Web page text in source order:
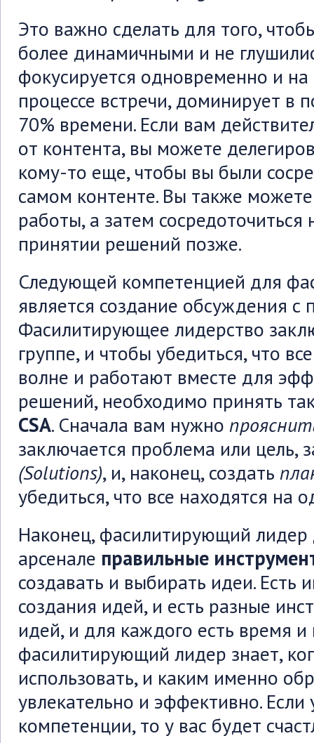
Это важно сделать для того,
более динамичными и не
фокусируется одновременно и
процессе встречи, доминирует в
70% времени. Если вам
от контента, вы можете
кому-то еще, чтобы вы были
самом контенте. Вы также можете
работы, а затем
принятии решений позже.
Следующей компетенцией для
является создание обсуждения с
Фасилитирующее лидерство
группе, и чтобы убедиться, что
волне и работают вместе для
решений, необходимо принять
CSA. Сначала вам нужно
заключается проблема или цель,
(Solutions), и, наконец, создать
убедиться, что все находятся на
Наконец, фасилитирующий
арсенале правильные
создавать и выбирать идеи. Есть
создания идей, и есть разные
идей, и для каждого есть время
фасилитирующий лидер знает,
использовать, и каким именно
увлекательно и эффективно. Если
компетенции, то у вас будет